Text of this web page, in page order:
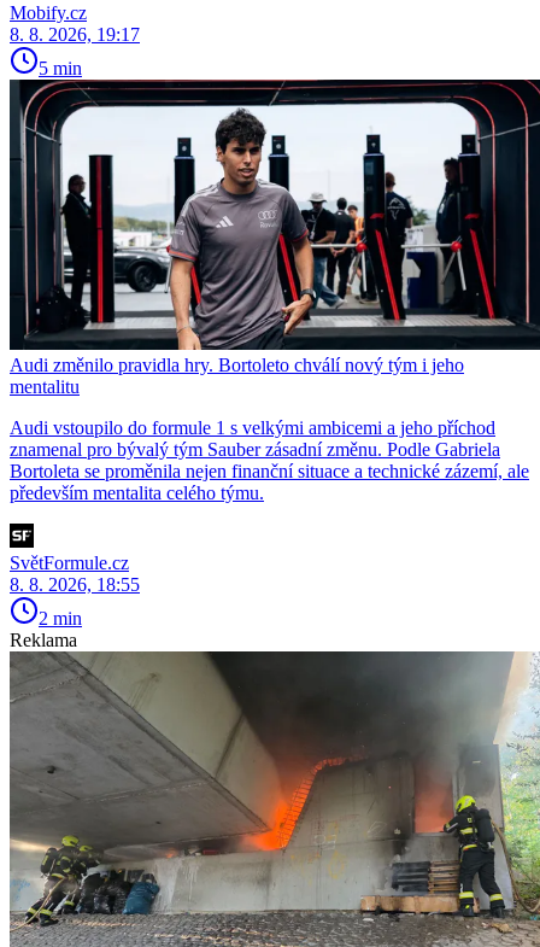
Mobify.cz
8. 8. 2026, 19:17
5 min
Audi změnilo pravidla hry. Bortoleto chválí nový tým i jeho
mentalitu
Audi vstoupilo do formule 1 s velkými ambicemi a jeho příchod
znamenal pro bývalý tým Sauber zásadní změnu. Podle Gabriela
Bortoleta se proměnila nejen finanční situace a technické zázemí, ale
především mentalita celého týmu.
SvětFormule.cz
8. 8. 2026, 18:55
2 min
Reklama